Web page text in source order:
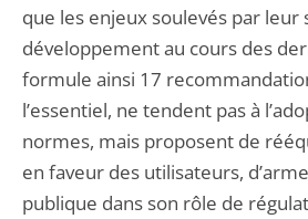
que les enjeux soulevés par leur
développement au cours des
formule ainsi 17
l’essentiel, ne tendent pas à
normes, mais proposent de
en faveur des utilisateurs,
publique dans son rôle de